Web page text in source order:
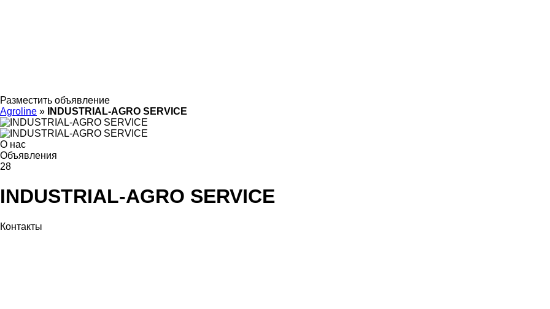
Разместить объявление
Agroline » INDUSTRIAL-AGRO SERVICE
О нас
Объявления
28
INDUSTRIAL-AGRO SERVICE
Контакты